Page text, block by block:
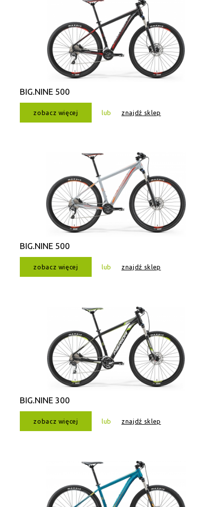
BIG.NINE 500
zobacz więcej lub znajdź sklep
BIG.NINE 500
zobacz więcej lub znajdź sklep
BIG.NINE 300
zobacz więcej lub znajdź sklep